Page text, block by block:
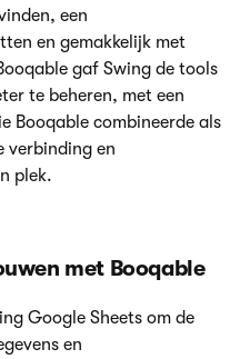
een
en gemakkelijk met
gaf Swing de tools
te beheren, met een
Booqable combineerde als
verbinding en
plek.
met Booqable
Google Sheets om de
en